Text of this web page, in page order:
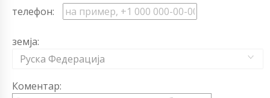
телефон:
земја:
Руска Федерација
Коментар: